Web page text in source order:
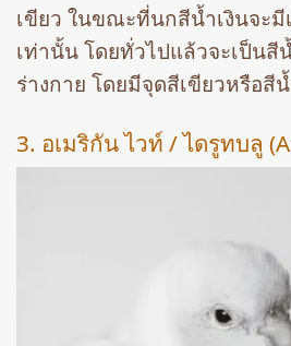
เขียว ในขณะที่นกสีน้ำเงินจะมี
เท่านั้น โดยทั่วไปแล้วจะเป็นสี
ร่างกาย โดยมีจุดสีเขียวหรือสีน้
3. อเมริกัน ไวท์ / ไดรูทบลู